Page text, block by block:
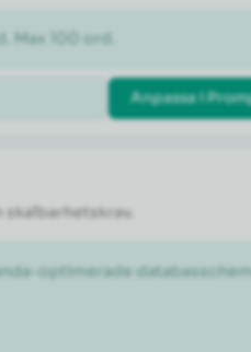
100 ord.
Anpassa i
optimerade